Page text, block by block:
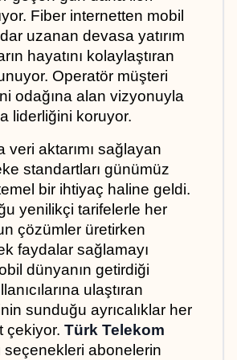
Fiber internetten mobil
uzanan devasa yatırım
hayatını kolaylaştıran
Operatör müşteri
odağına alan vizyonuyla
liderliğini koruyor.
veri aktarımı sağlayan
standartları günümüz
bir ihtiyaç haline geldi.
yenilikçi tarifelerle her
çözümler üretirken
faydalar sağlamayı
dünyanın getirdiği
ulaştıran
sunduğu ayrıcalıklar her
çekiyor. Türk Telekom
seçenekleri abonelerin